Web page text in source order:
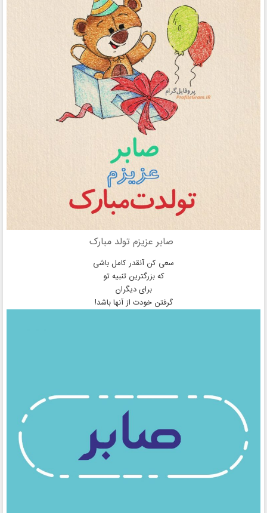
صابر عزیزم تولد مبارک
سعی کن آنقدر کامل باشی
که بزرگترین تنبیه تو
برای دیگران
گرفتن خودت از آنها باشد!